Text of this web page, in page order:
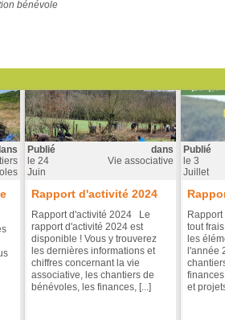
bénévole
Publié
le 24
Juin
dans
Vie associative
Rapport d'activité 2024
Rapport d'activité 2024 Le
rapport d'activité 2024 est
disponible ! Vous y trouverez
les dernières informations et
chiffres concernant la vie
associative, les chantiers de
bénévoles, les finances, [...]
Publié
le 3
Juillet
tout
les
l'année
et